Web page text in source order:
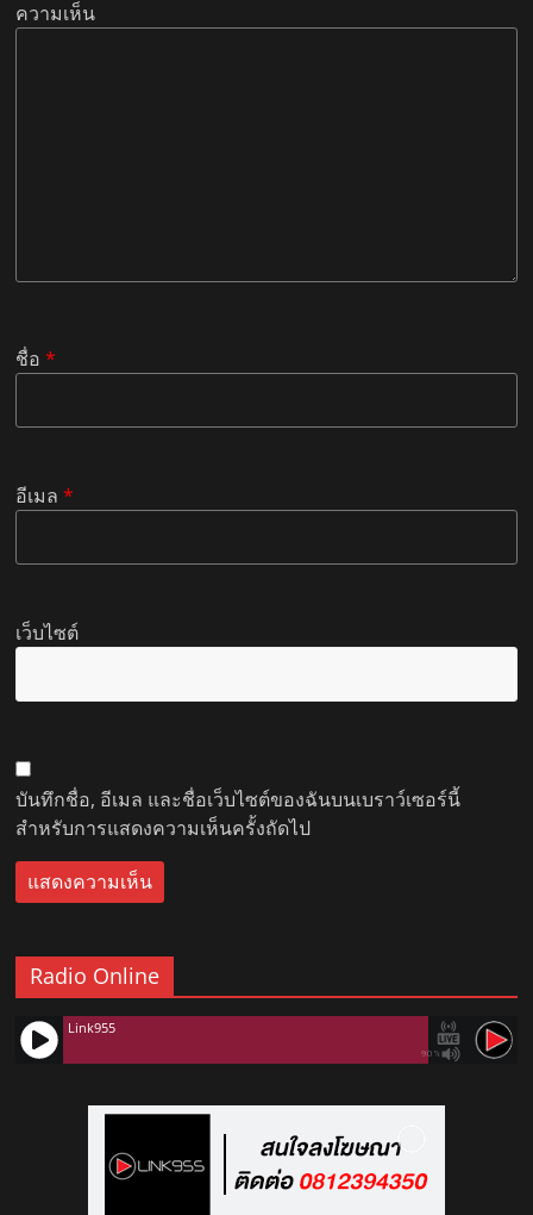
ความเห็น
ชื่อ*
อีเมล*
เว็บไซต์
บันทึกชื่อ, อีเมล และชื่อเว็บไซต์ของฉันบนเบราว์เซอร์นี้
สำหรับการแสดงความเห็นครั้งถัดไป
Radio Online
90%
Link955